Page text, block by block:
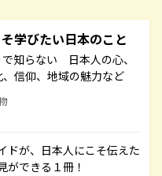
学びたい日本のこと
知らない 日本人の心、
信仰、地域の魅力など
ドが、日本人にこそ伝えた
ができる１冊！